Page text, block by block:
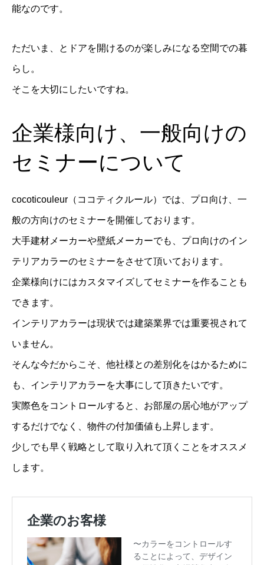
能なのです。
ただいま、とドアを開けるのが楽しみになる空間での暮
らし。
そこを大切にしたいですね。
企業様向け、一般向けの
セミナーについて
cocoticouleur（ココティクルール）では、プロ向け、一
般の方向けのセミナーを開催しております。
大手建材メーカーや壁紙メーカーでも、プロ向けのイン
テリアカラーのセミナーをさせて頂いております。
企業様向けにはカスタマイズしてセミナーを作ることも
できます。
インテリアカラーは現状では建築業界では重要視されて
いません。
そんな今だからこそ、他社様との差別化をはかるために
も、インテリアカラーを大事にして頂きたいです。
実際色をコントロールすると、お部屋の居心地がアップ
するだけでなく、物件の付加価値も上昇します。
少しでも早く戦略として取り入れて頂くことをオススメ
します。